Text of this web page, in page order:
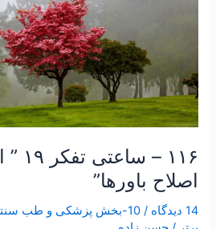
۱۱۶
اصلاح باورها”
14 دیدگاه /10-بخش پزشکی و طب سنتی Traditional Medicine
اصلاح
زندگی
با
اصلاح